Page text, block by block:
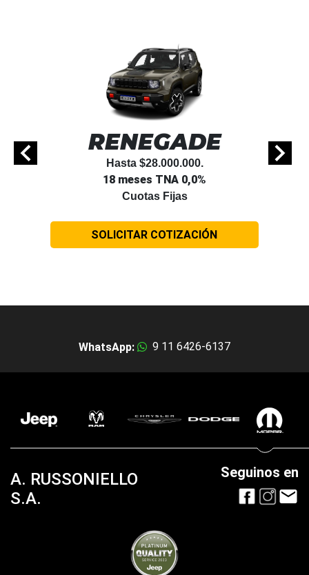
RENEGADE
Hasta $28.000.000.
18 meses TNA 0,0%
Cuotas Fijas
SOLICITAR COTIZACIÓN
WhatsApp: 9 11 6426-6137
A. RUSSONIELLO
S.A.
Seguinos en